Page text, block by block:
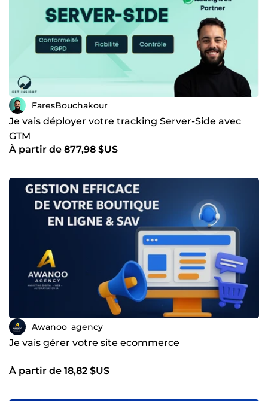
FaresBouchakour
Je vais déployer votre tracking Server-Side avec
GTM
À partir de 877,98 $US
Awanoo_agency
Je vais gérer votre site ecommerce
À partir de 18,82 $US